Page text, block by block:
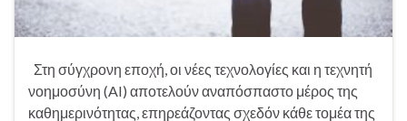
Στη σύγχρονη εποχή, οι νέες τεχνολογίες και η τεχνητή
νοημοσύνη (AI) αποτελούν αναπόσπαστο μέρος της
καθημερινότητας, επηρεάζοντας σχεδόν κάθε τομέα της